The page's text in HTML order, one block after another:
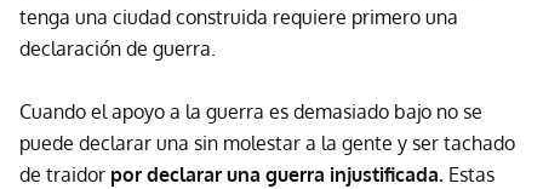
tenga una ciudad construida requiere primero una
declaración de guerra.
Cuando el apoyo a la guerra es demasiado bajo no se
puede declarar una sin molestar a la gente y ser tachado
de traidor por declarar una guerra injustificada. Estas